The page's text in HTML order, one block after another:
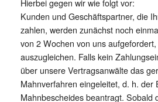
Kunden und Geschäftspartner, die
zahlen, werden zunächst noch
von 2 Wochen von uns
auszugleichen. Falls kein
über unsere Vertragsanwälte das
Mahnverfahren eingeleitet, d. h. der
Mahnbescheides beantragt. Sobald